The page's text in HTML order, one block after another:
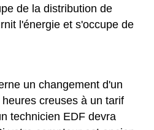
de la distribution de
l'énergie et s'occupe de
un changement d'un
creuses à un tarif
technicien EDF devra